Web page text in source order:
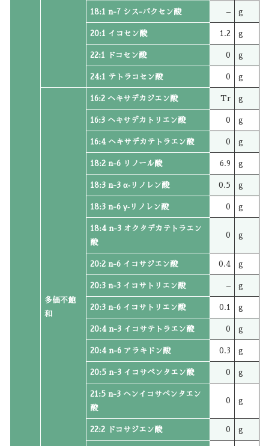
18:1 n-7 シス-バクセン酸 – g
20:1 イコセン酸 1.2 g
22:1 ドコセン酸 0 g
24:1 テトラコセン酸 0 g
多価不飽
和
16:2 ヘキサデカジエン酸 Tr g
16:3 ヘキサデカトリエン酸 0 g
16:4 ヘキサデカテトラエン酸 0 g
18:2 n-6 リノール酸 6.9 g
18:3 n-3 α‐リノレン酸 0.5 g
18:3 n-6 γ‐リノレン酸 0 g
18:4 n-3 オクタデカテトラエン
酸
0 g
20:2 n-6 イコサジエン酸 0.4 g
20:3 n-3 イコサトリエン酸 – g
20:3 n-6 イコサトリエン酸 0.1 g
20:4 n-3 イコサテトラエン酸 0 g
20:4 n-6 アラキドン酸 0.3 g
20:5 n-3 イコサペンタエン酸 0 g
21:5 n-3 ヘンイコサペンタエン
酸
0 g
22:2 ドコサジエン酸 0 g